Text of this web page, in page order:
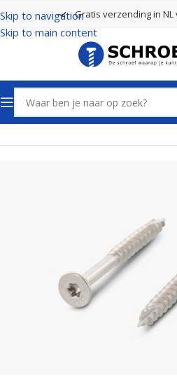
Skip to navigation
Skip to main content
Gratis verzending in NL
Home Schroeven RVS Schroeven